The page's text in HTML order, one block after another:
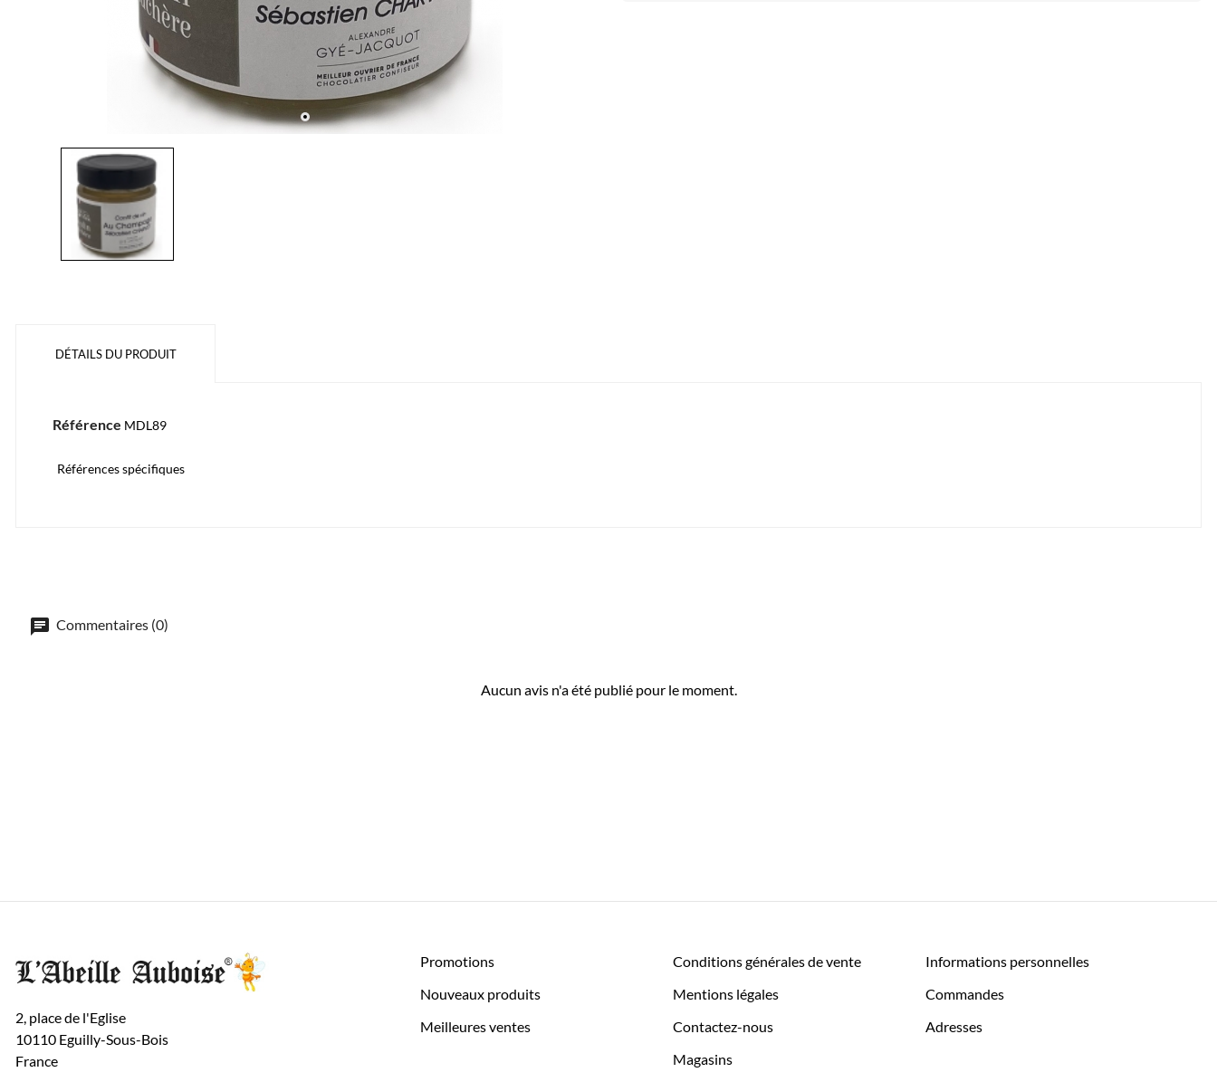
DÉTAILS DU PRODUIT
Référence MDL89
Références spécifiques
Commentaires (0)
Aucun avis n'a été publié pour le moment.
2, place de l'Eglise
10110 Eguilly-Sous-Bois
France
Promotions
Nouveaux produits
Meilleures ventes
Conditions générales de vente
Mentions légales
Contactez-nous
Magasins
Informations personnelles
Commandes
Adresses